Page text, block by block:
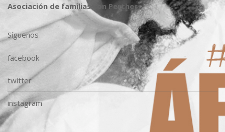
Asociación de familias con Perthes.
Síguenos
facebook
twitter
instagram